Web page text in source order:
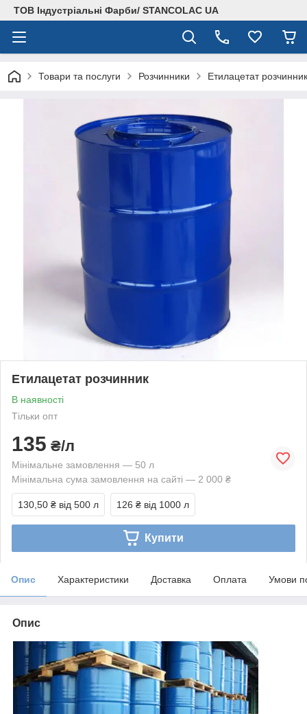
ТОВ Індустріальні Фарби/ STANCOLAC UA
Товари та послуги Розчинники Етилацетат розчинник
Етилацетат розчинник
В наявності
Тільки опт
135 ₴/л
Мінімальне замовлення — 50 л
Мінімальна сума замовлення на сайті — 2 000 ₴
130,50 ₴ від 500 л 126 ₴ від 1000 л
Купити
Опис Характеристики Доставка Оплата Умови
Опис